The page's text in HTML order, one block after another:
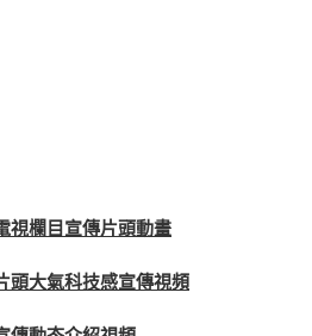
視欄目宣傳片頭動畫
頭大氣科技感宣傳視頻